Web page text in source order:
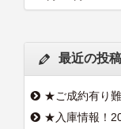
最近の投稿
★ご成約有り難
★入庫情報！